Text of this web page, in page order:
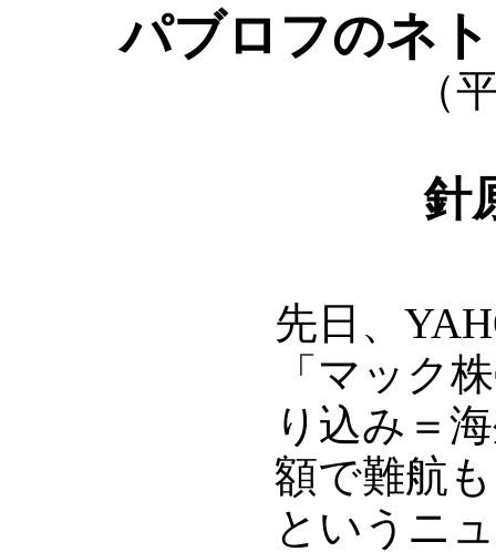
パブロフのネ
（
針
先日、
「マック
り込み＝
額で難航
というニ